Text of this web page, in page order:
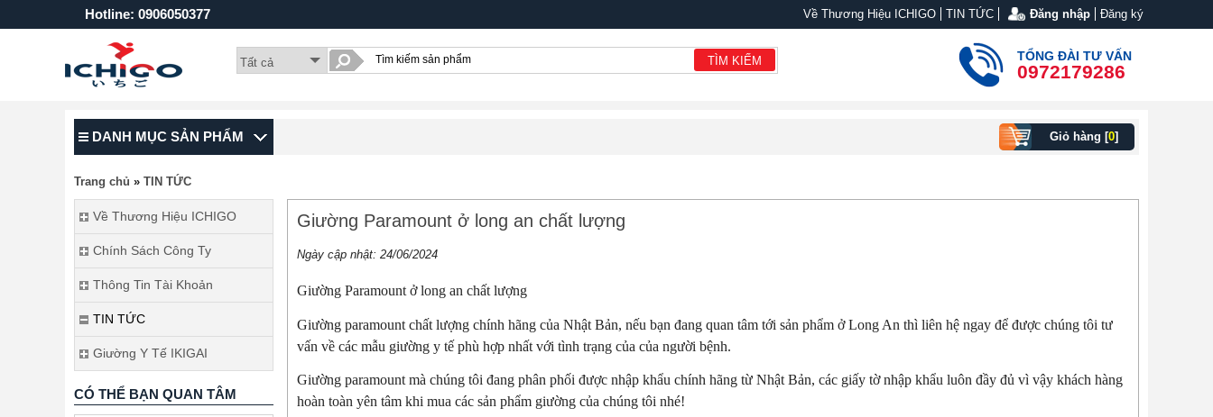
Hotline: 0906050377 Về Thương Hiệu ICHIGO TIN TỨC Đăng nhập Đăng ký
TÌM KIẾM TỔNG ĐÀI TƯ VẤN
0972179286
DANH MỤC SẢN PHẨM Giỏ hàng [0]
Trang chủ » TIN TỨC
Về Thương Hiệu ICHIGO
Chính Sách Công Ty
Thông Tin Tài Khoản
TIN TỨC
Giường Y Tế IKIGAI
CÓ THỂ BẠN QUAN TÂM
Giường Paramount ở long an chất lượng
Ngày cập nhật:24/06/2024
Giường Paramount ở long an chất lượng
Giường paramount chất lượng chính hãng của Nhật Bản, nếu bạn đang quan tâm tới sản phẩm ở Long An thì liên hệ ngay để được chúng tôi tư
vấn về các mẫu giường y tế phù hợp nhất với tình trạng của của người bệnh.
Giường paramount mà chúng tôi đang phân phối được nhập khẩu chính hãng từ Nhật Bản, các giấy tờ nhập khẩu luôn đầy đủ vì vậy khách hàng
hoàn toàn yên tâm khi mua các sản phẩm giường của chúng tôi nhé!